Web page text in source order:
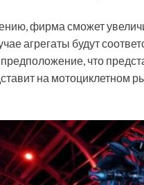
фирма сможет
агрегаты будут
что
на мотоциклетном